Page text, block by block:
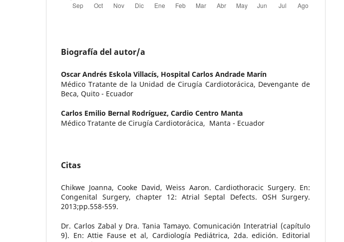
Biografía del autor/a
Oscar Andrés Eskola Villacís, Hospital Carlos Andrade Marín
Médico Tratante de la Unidad de Cirugía Cardiotorácica, Devengante de
Beca, Quito - Ecuador
Carlos Emilio Bernal Rodríguez, Cardio Centro Manta
Médico Tratante de Cirugía Cardiotorácica, Manta - Ecuador
Citas
Chikwe Joanna, Cooke David, Weiss Aaron. Cardiothoracic Surgery. En:
Congenital Surgery, chapter 12: Atrial Septal Defects. OSH Surgery.
2013;pp.558-559.
Dr. Carlos Zabal y Dra. Tania Tamayo. Comunicación Interatrial (capítulo
9). En: Attie Fause et al, Cardiología Pediátrica, 2da. edición. Editorial